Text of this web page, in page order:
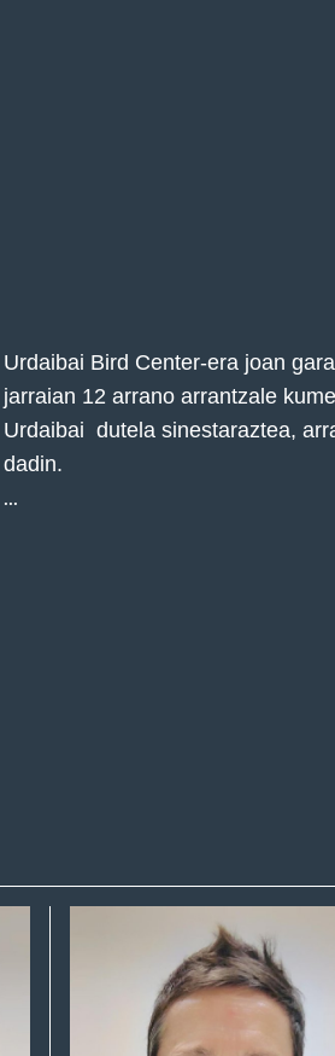
Urdaibai Bird Center-era joan
jarraian 12 arrano arrantzale
Urdaibai dutela sinestaraztea,
dadin.
...